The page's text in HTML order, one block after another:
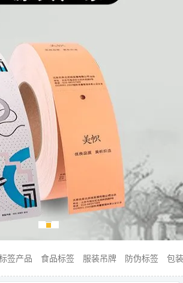
签产品 食品标签 服装吊牌 防伪标签 包